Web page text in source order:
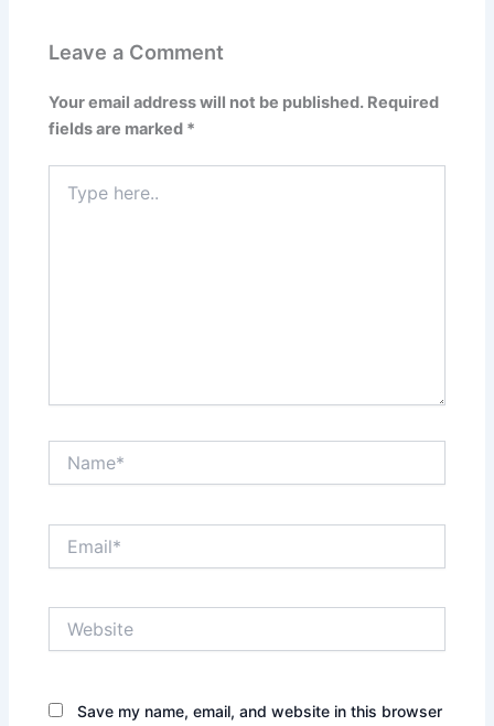
Leave a Comment
Your email address will not be published. Required
fields are marked *
here..
Save my name, email, and website in this browser